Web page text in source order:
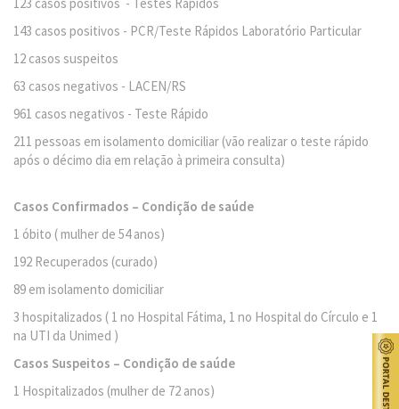
143 casos positivos - PCR/Teste Rápidos Laboratório Particular
12 casos suspeitos
63 casos negativos - LACEN/RS
961 casos negativos - Teste Rápido
211 pessoas em isolamento domiciliar (vão realizar o teste rápido
após o décimo dia em relação à primeira consulta)
Casos Confirmados – Condição de saúde
1 óbito ( mulher de 54 anos)
192 Recuperados (curado)
89 em isolamento domiciliar
3 hospitalizados ( 1 no Hospital Fátima, 1 no Hospital do Círculo e 1
na UTI da Unimed )
Casos Suspeitos – Condição de saúde
1 Hospitalizados (mulher de 72 anos)